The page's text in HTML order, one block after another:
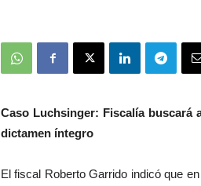
Caso Luchsinger: Fiscalía buscará
dictamen íntegro
El fiscal Roberto Garrido indicó que